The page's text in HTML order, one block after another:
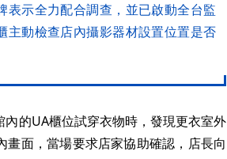
表示全力配合調查，並已啟動全台監
主動檢查店內攝影器材設置位置是否
內的UA櫃位試穿衣物時，發現更衣室外
面，當場要求店家協助確認，店長向